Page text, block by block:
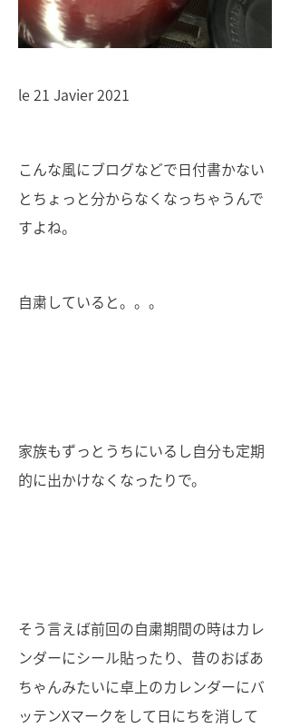
le 21 Javier 2021
こんな風にブログなどで日付書かない
とちょっと分からなくなっちゃうんで
すよね。
自粛していると。。。
家族もずっとうちにいるし自分も定期
的に出かけなくなったりで。
そう言えば前回の自粛期間の時はカレ
ンダーにシール貼ったり、昔のおばあ
ちゃんみたいに卓上のカレンダーにバ
ッテンXマークをして日にちを消して